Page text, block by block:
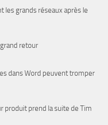
les grands réseaux après le
retour
dans Word peuvent tromper
produit prend la suite de Tim